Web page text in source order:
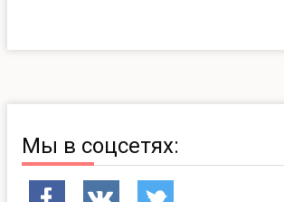
Мы в соцсетях: